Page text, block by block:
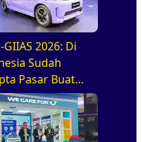
GIIAS 2026: Di
Sudah
Pasar Buat
Dan PHEV